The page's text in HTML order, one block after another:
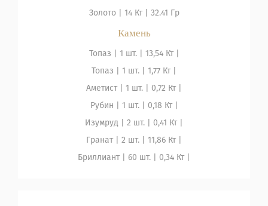
Золото| 14 Кт | 32.41 Гр
Камень
Топаз | 1 шт. |
13,54 Кт |
Топаз | 1 шт. |
1,77 Кт |
Аметист
| 1 шт. |
0,72 Кт |
Рубин | 1 шт. |
0,18 Кт |
Изумруд | 2 шт. |
0,41 Кт |
Гранат| 2 шт. |
11,86 Кт |
Бриллиант| 60 шт. | 0,34 Кт |